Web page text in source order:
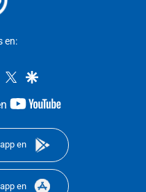
en:
instagram
twittergoogle
youtube-
en
en